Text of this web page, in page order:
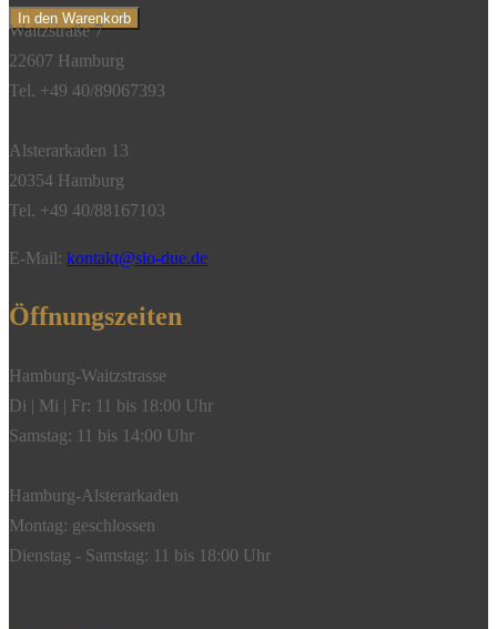
Solitär,
0,06
ct.,
Rubin,
Gelbgold"
Menge
In den Warenkorb
Waitzstraße 7
22607 Hamburg
Tel. +49 40/89067393
Alsterarkaden 13
20354 Hamburg
Tel. +49 40/88167103
E-Mail: kontakt@sio-due.de
Öffnungszeiten
Hamburg-Waitzstrasse
Di | Mi | Fr: 11 bis 18:00 Uhr
Samstag: 11 bis 14:00 Uhr
Hamburg-Alsterarkaden
Montag: geschlossen
Dienstag - Samstag: 11 bis 18:00 Uhr